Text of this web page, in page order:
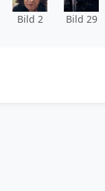
Bild 2 Bild 29